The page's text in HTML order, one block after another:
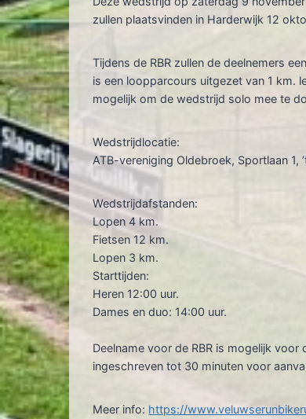
zullen plaatsvinden in Harderwijk 12
Tijdens de RBR zullen de deelnemers
is een loopparcours uitgezet van 1 km.
mogelijk om de wedstrijd solo mee te
Wedstrijdlocatie:
ATB-vereniging Oldebroek, Sportlaan 1,
Wedstrijdafstanden:
Lopen 4 km.
Fietsen 12 km.
Lopen 3 km.
Starttijden:
Heren 12:00 uur.
Dames en duo: 14:00 uur.
Deelname voor de RBR is mogelijk
ingeschreven tot 30 minuten voor
Meer info: https://